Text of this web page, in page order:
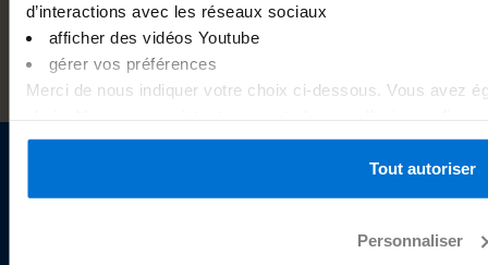
d’interactions avec les réseaux sociaux
afficher des vidéos Youtube
gérer vos préférences
Merci de nous indiquer votre choix ci-dessous. Vous avez
au bas de chaque page du site internet. Pour plus
Tout autoriser
Personnaliser
Sogexia S.A. est un établissement de paiement agréé